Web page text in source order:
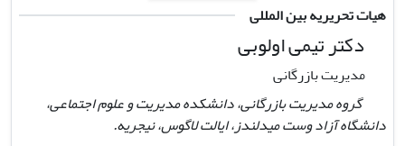
هیات تحریریه بین المللی
دکتر تیمی اولوبی
مدیریت بازرگانی
گروه مدیریت بازرگانی، دانشکده مدیریت و علوم اجتماعی،
دانشگاه آزاد وست میدلندز، ایالت لاگوس، نیجریه.